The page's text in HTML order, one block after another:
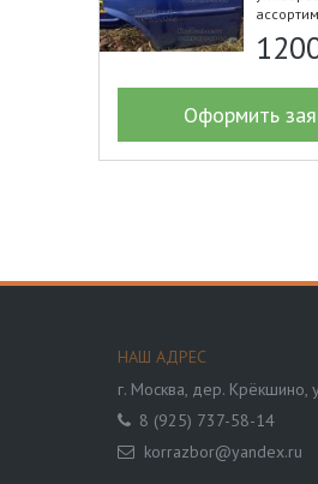
Оформить
НАШ АДРЕС
г. Москва, дер. Крёкшино,
8 (925) 737-58-14
korrazbor@yandex.ru